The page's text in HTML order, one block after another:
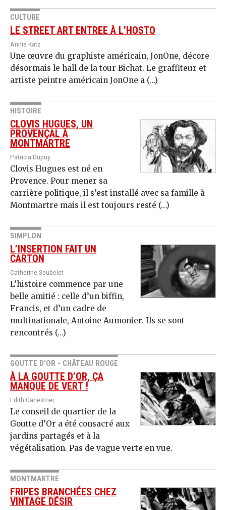
CULTURE
LE STREET ART ENTREE À L’HOSTO
Annie Katz
Une œuvre du graphiste américain, JonOne, décore
désormais le hall de la tour Bichat. Le graffiteur et
artiste peintre américain JonOne a (…)
HISTOIRE
CLOVIS HUGUES, UN
PROVENÇAL À
MONTMARTRE
Patricia Dupuy
Clovis Hugues est né en
Provence. Pour mener sa
carrière politique, il s’est installé avec sa famille à
Montmartre mais il est toujours resté (…)
SIMPLON
L’INSERTION FAIT UN
CARTON
Catherine Soubelet
L’histoire commence par une
belle amitié : celle d’un biffin,
Francis, et d’un cadre de
multinationale, Antoine Aumonier. Ils se sont
rencontrés (…)
GOUTTE D’OR - CHÂTEAU ROUGE
À LA GOUTTE D’OR, ÇA
MANQUE DE VERT !
Edith Canestrier
Le conseil de quartier de la
Goutte d’Or a été consacré aux
jardins partagés et à la
végétalisation. Pas de vague verte en vue.
MONTMARTRE
FRIPES BRANCHÉES CHEZ
VINTAGE DÉSIR